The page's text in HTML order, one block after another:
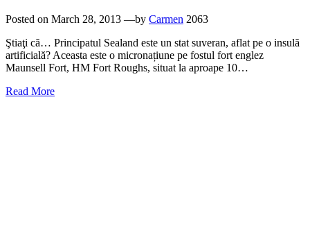
Posted on March 28, 2013 —by Carmen 2063
Ştiaţi că… Principatul Sealand este un stat suveran, aflat pe o insulă
artificială? Aceasta este o micronațiune pe fostul fort englez
Maunsell Fort, HM Fort Roughs, situat la aproape 10…
Read More